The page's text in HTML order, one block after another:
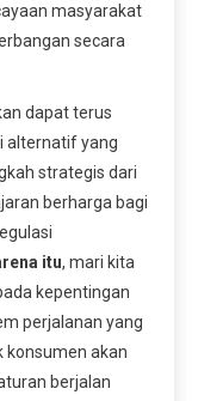
masyarakat
secara
dapat terus
alternatif yang
strategis dari
berharga bagi
itu, mari kita
kepentingan
perjalanan yang
konsumen akan
berjalan